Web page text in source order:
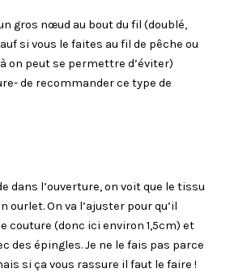
gros nœud au bout du fil (doublé,
si vous le faites au fil de pêche ou
on peut se permettre d’éviter)
de recommander ce type de
dans l’ouverture, on voit que le tissu
On va l’ajuster pour qu’il
couture (donc ici environ 1,5cm) et
des épingles. Je ne le fais pas parce
si ça vous rassure il faut le faire !